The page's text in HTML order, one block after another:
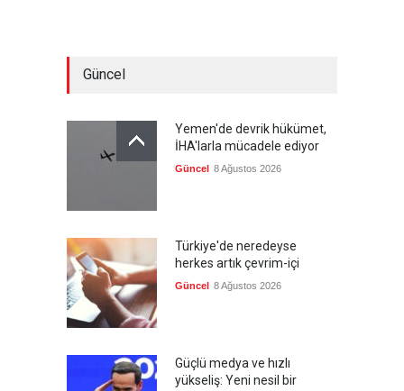
Güncel
Yemen'de devrik hükümet,
İHA'larla mücadele ediyor
Güncel 8 Ağustos 2026
Türkiye'de neredeyse
herkes artık çevrim-içi
Güncel 8 Ağustos 2026
Güçlü medya ve hızlı
yükseliş: Yeni nesil bir